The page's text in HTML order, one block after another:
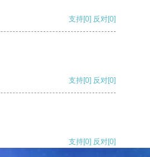
支持[0] 反对[0]
支持[0] 反对[0]
支持[0] 反对[0]